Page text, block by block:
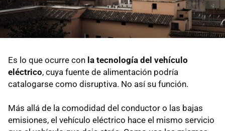
Es lo que ocurre con la tecnología del vehículo
eléctrico, cuya fuente de alimentación podría
catalogarse como disruptiva. No así su función.
Más allá de la comodidad del conductor o las bajas
emisiones, el vehículo eléctrico hace el mismo servicio